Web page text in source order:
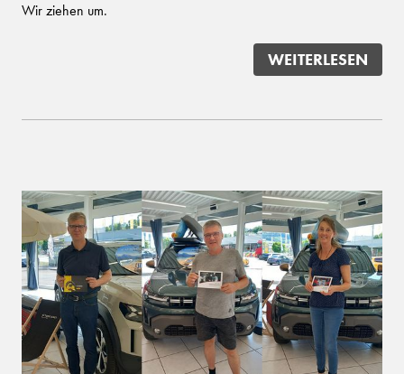
Wir ziehen um.
WEITERLESEN